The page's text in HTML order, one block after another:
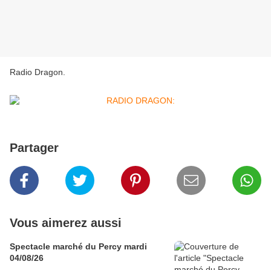
Radio Dragon.
Partager
Vous aimerez aussi
Spectacle marché du Percy mardi
04/08/26